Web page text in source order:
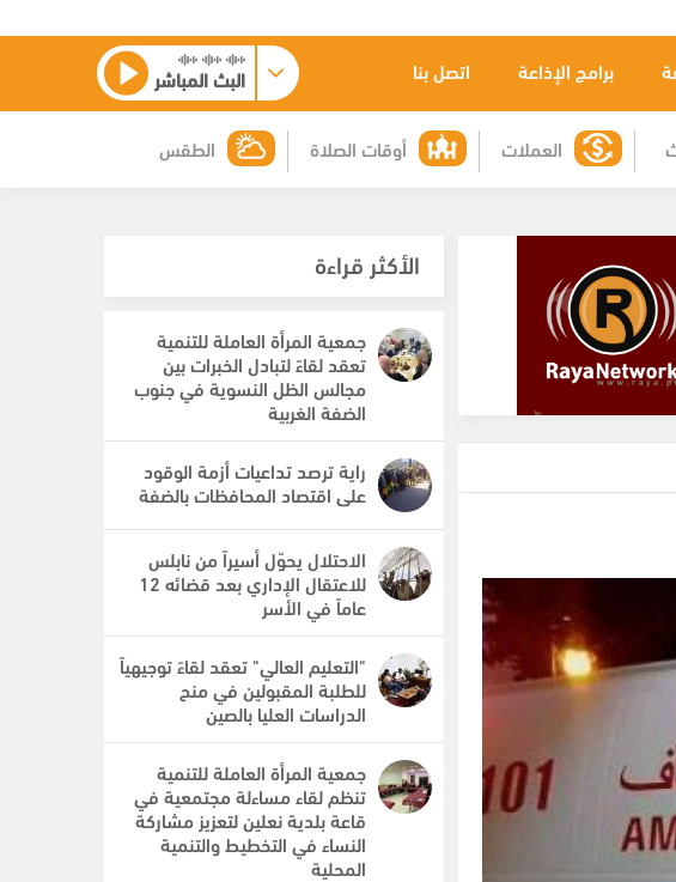
برامج الإذاعة اتصل بنا البث المباشر
الطقس أوقات الصلاة العملات
الأكثر قراءة
جمعية المرأة العاملة للتنمية
تعقد لقاءً لتبادل الخبرات بين
مجالس الظل النسوية في جنوب
الضفة الغربية
راية ترصد تداعيات أزمة الوقود
على اقتصاد المحافظات بالضفة
الاحتلال يحوّل أسيراً من نابلس
للاعتقال الإداري بعد قضائه 12
عاماً في الأسر
"التعليم العالي" تعقد لقاءً توجيهياً
للطلبة المقبولين في منح
الدراسات العليا بالصين
جمعية المرأة العاملة للتنمية
تنظم لقاء مساءلة مجتمعية في
قاعة بلدية نعلين لتعزيز مشاركة
النساء في التخطيط والتنمية
المحلية